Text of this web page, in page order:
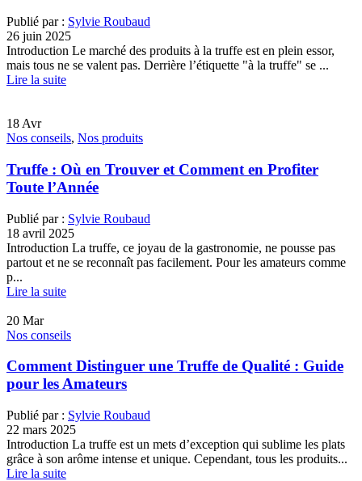
Publié par : Sylvie Roubaud
26 juin 2025
Introduction Le marché des produits à la truffe est en plein essor,
mais tous ne se valent pas. Derrière l’étiquette "à la truffe" se ...
Lire la suite
18 Avr
Nos conseils, Nos produits
Truffe : Où en Trouver et Comment en Profiter
Toute l’Année
Publié par : Sylvie Roubaud
18 avril 2025
Introduction La truffe, ce joyau de la gastronomie, ne pousse pas
partout et ne se reconnaît pas facilement. Pour les amateurs comme
p...
Lire la suite
20 Mar
Nos conseils
Comment Distinguer une Truffe de Qualité : Guide
pour les Amateurs
Publié par : Sylvie Roubaud
22 mars 2025
Introduction La truffe est un mets d’exception qui sublime les plats
grâce à son arôme intense et unique. Cependant, tous les produits...
Lire la suite